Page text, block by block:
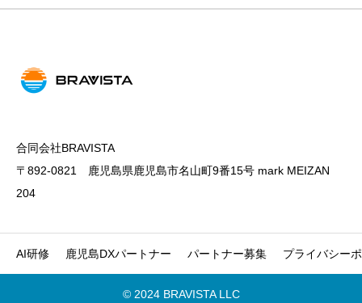
合同会社BRAVISTA
〒892-0821 鹿児島県鹿児島市名山町9番15号 mark MEIZAN
204
AI研修 鹿児島DXパートナー パートナー募集 プライバシー
© 2024 BRAVISTA LLC